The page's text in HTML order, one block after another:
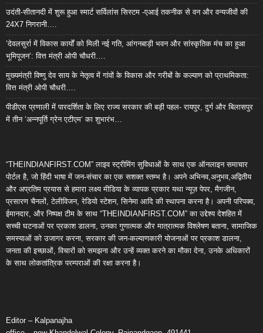
उदंती-सीतानदी में शुरू हुआ स्मार्ट सर्विलांस सिस्टम -एआई तकनीक से वन और वन्यजीवों की
24X7 निगरानी….
’देवलसुर्रा में विकास कार्यों को मिली नई गति, आंगनबाड़ी भवन और सांस्कृतिक मंच का हुआ
भूमिपूजन’: वित्त मंत्री ओपी चौधरी….
मुख्यमंत्री विष्णु देव साय के नेतृत्व में गांवों के विकास और गरीबों के कल्याण को प्राथमिकता:
वित्त मंत्री ओपी चौधरी….
पीडीएस प्रणाली में पारदर्शिता के लिए राज्य सरकार की बड़ी पहल- रायपुर, दुर्ग और बिलासपुर
में तीन ‘अन्नपूर्ति ग्रेन एटीएम‘ का शुभारंभ…
“THEINDIANFIRST.COM” लाइव स्ट्रीमिंग सुविधाओं के साथ एक ऑनलाइन समाचार
पोर्टल है, जो हिंदी भाषा में जन-संचार का एक सशक्त स्तम्भ है। अपने अभिनव,अनुभव,अद्वितीय
और अप्रतिम प्रयास से हमारा लक्ष्य मीडिया के व्यापक प्रकार यथा न्यूज़ पेपर, मैगजीन,
प्रसारण चैनलों, टेलीविजन, रेडियो स्टेशन, सिनेमा आदि की स्थापना करना है। अपनी परिपक्व,
ईमानदार, और निष्पक्ष टीम के साथ “THEINDIANFIRST.COM” का उद्देश्य देशहित में
सच्ची घटनाओं पर प्रकाश डालना, उनका गुणात्मक और मात्रात्मक विश्लेषण बताना, सामाजिक
समस्याओं को उजागर करना, सरकार की जन-कल्याणकारी योजनाओं पर प्रकाश डालना,
जनता की इच्छाओं, विचारों को समझना और उन्हें व्यक्त करने का मौका देना, उनके अधिकारों
के साथ लोकतांत्रिक परम्पराओं की रक्षा करना है।
Editor – Kalpanajha